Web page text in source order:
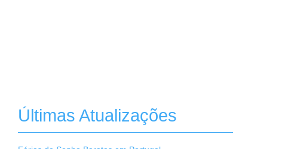
Últimas Atualizações